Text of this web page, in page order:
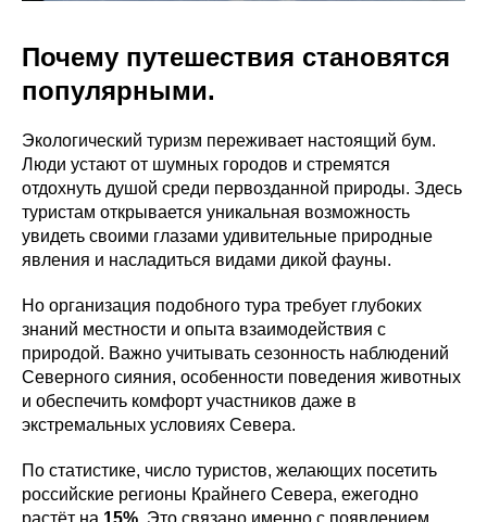
Почему путешествия становятся
популярными.
Экологический туризм переживает настоящий бум.
Люди устают от шумных городов и стремятся
отдохнуть душой среди первозданной природы. Здесь
туристам открывается уникальная возможность
увидеть своими глазами удивительные природные
явления и насладиться видами дикой фауны.
Но организация подобного тура требует глубоких
знаний местности и опыта взаимодействия с
природой. Важно учитывать сезонность наблюдений
Северного сияния, особенности поведения животных
и обеспечить комфорт участников даже в
экстремальных условиях Севера.
По статистике, число туристов, желающих посетить
российские регионы Крайнего Севера, ежегодно
растёт на 15% . Это связано именно с появлением